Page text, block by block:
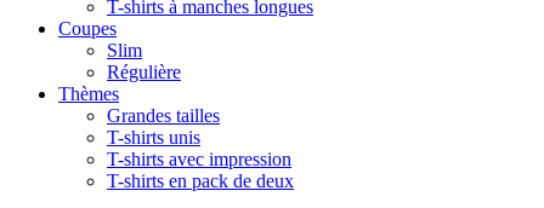
T-shirts à manches longues
Coupes
Slim
Régulière
Thèmes
Grandes tailles
T-shirts unis
T-shirts avec impression
T-shirts en pack de deux